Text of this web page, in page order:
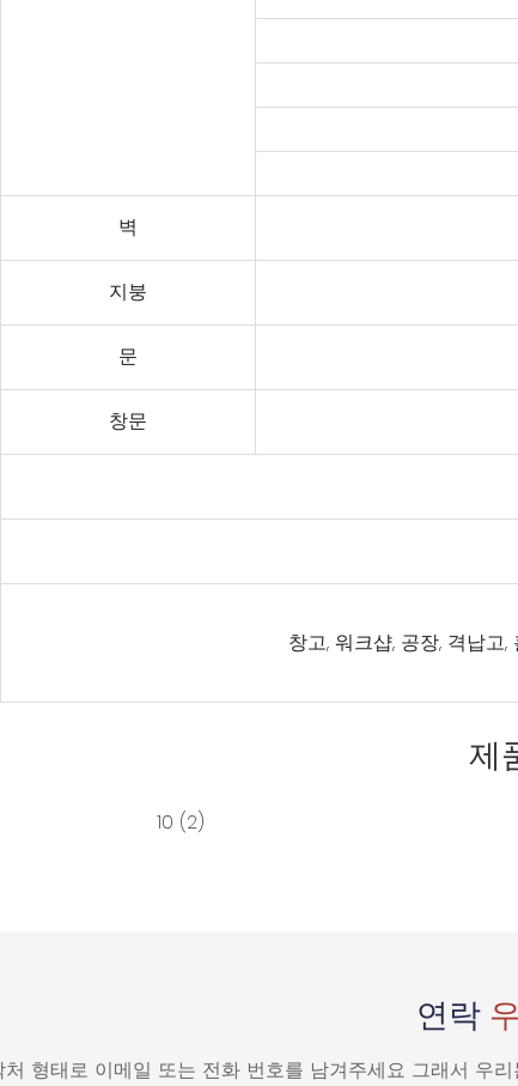
벽
지붕
문
창문
창고, 워크샵, 공장, 격납고
제
연락
처 형태로 이메일 또는 전화 번호를 남겨주세요 그래서 우